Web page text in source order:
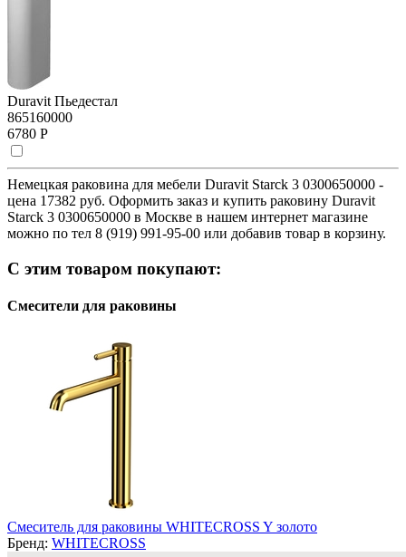
Duravit Пьедестал
865160000
6780 Р
Немецкая раковина для мебели Duravit Starck 3 0300650000 -
цена 17382 руб. Оформить заказ и купить раковину Duravit
Starck 3 0300650000 в Москве в нашем интернет магазине
можно по тел 8 (919) 991-95-00 или добавив товар в корзину.
С этим товаром покупают:
Смесители для раковины
Смеситель для раковины WHITECROSS Y золото
Бренд: WHITECROSS